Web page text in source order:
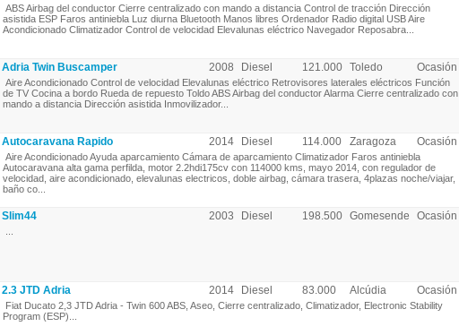
ABS Airbag del conductor Cierre centralizado con mando a distancia Control de tracción Dirección
asistida ESP Faros antiniebla Luz diurna Bluetooth Manos libres Ordenador Radio digital USB Aire
Acondicionado Climatizador Control de velocidad Elevalunas eléctrico Navegador Reposabra...
Adria Twin Buscamper 2008 Diesel 121.000 Toledo Ocasión
Aire Acondicionado Control de velocidad Elevalunas eléctrico Retrovisores laterales eléctricos Función
de TV Cocina a bordo Rueda de repuesto Toldo ABS Airbag del conductor Alarma Cierre centralizado con
mando a distancia Dirección asistida Inmovilizador...
Autocaravana Rapido 2014 Diesel 114.000 Zaragoza Ocasión
Aire Acondicionado Ayuda aparcamiento Cámara de aparcamiento Climatizador Faros antiniebla
Autocaravana alta gama perfilda, motor 2.2hdi175cv con 114000 kms, mayo 2014, con regulador de
velocidad, aire acondicionado, elevalunas electricos, doble airbag, cámara trasera, 4plazas noche/viajar,
baño co...
Slim44 2003 Diesel 198.500 Gomesende Ocasión
2.3 JTD Adria 2014 Diesel 83.000 Alcúdia Ocasión
Fiat Ducato 2,3 JTD Adria - Twin 600 ABS, Aseo, Cierre centralizado, Climatizador, Electronic Stability
Program (ESP)...